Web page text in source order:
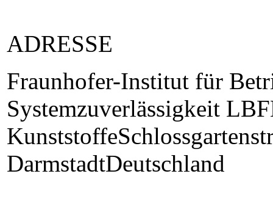
ADRESSE
Fraunhofer-Institut für
Systemzuverlässigkeit
DarmstadtDeutschland